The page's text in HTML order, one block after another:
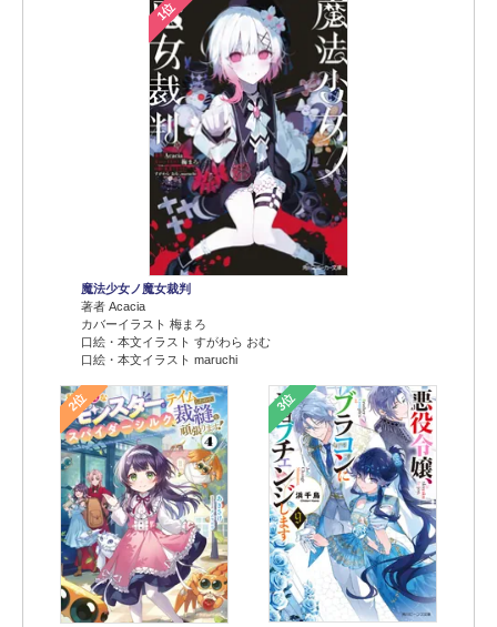
1位
魔法少女ノ魔女裁判
著者 Acacia
カバーイラスト 梅まろ
口絵・本文イラスト すがわら おむ
口絵・本文イラスト maruchi
2位 3位